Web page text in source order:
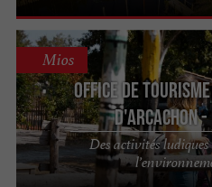
Office de
d'Arcachon -
Des activités ludiques
Mios